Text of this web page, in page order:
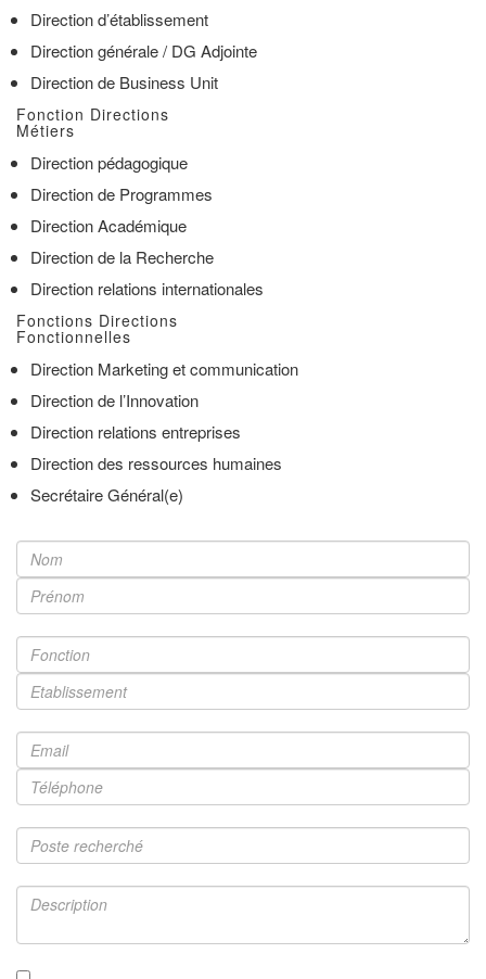
Direction d’établissement
Direction générale / DG Adjointe
Direction de Business Unit
Fonction Directions
Métiers
Direction pédagogique
Direction de Programmes
Direction Académique
Direction de la Recherche
Direction relations internationales
Fonctions Directions
Fonctionnelles
Direction Marketing et communication
Direction de l’Innovation
Direction relations entreprises
Direction des ressources humaines
Secrétaire Général(e)